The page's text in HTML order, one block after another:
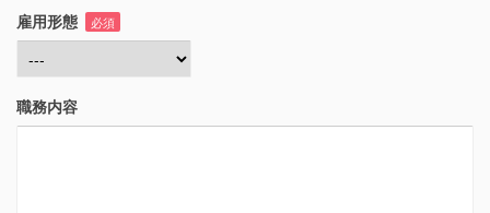
雇用形態 必須
職務内容